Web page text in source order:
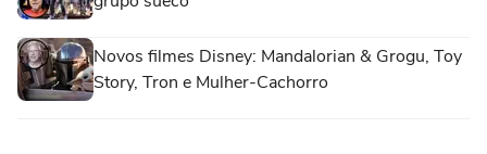
Novos filmes Disney: Mandalorian & Grogu, Toy
Story, Tron e Mulher-Cachorro